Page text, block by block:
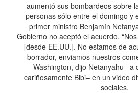
aumentó sus bombardeos sobre
personas sólo entre el domingo y
primer ministro Benjamín
Gobierno no aceptó el acuerdo.
[desde EE.UU.]. No estamos de
borrador, enviamos nuestros
Washington, dijo Netanyahu –a
cariñosamente Bibi– en un video
sociales.